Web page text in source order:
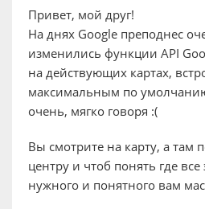
Привет, мой друг!
На днях Google преподнес
изменились функции API
на действующих картах,
максимальным по
очень, мягко говоря :(
Вы смотрите на карту, а там
центру и чтоб понять где
нужного и понятного вам